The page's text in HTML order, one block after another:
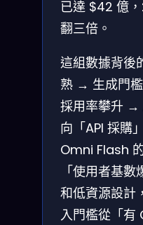
已達 $42 億
翻三倍。
這組數據背後
熟 → 生成門
採用率攀升 →
向「API 採購
Omni Flash
「使用者基
和低資源設計
入門檻從「有